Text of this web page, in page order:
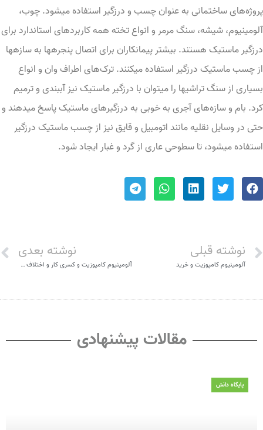
ساختمانی به عنوان چسب و درزگیر استفاده میشود. چوب،
شیشه، سنگ مرمر و انواع تخته همه کاربرد‌‌‌‌های استاندارد برای
ماستیک هستند. بیشتر پیمانکاران برای اتصال پنجرهها به سازهها
چسب ماستیک درزگیر استفاده میکنند. ترک‌‌‌‌های اطراف وان و انواع
از سنگ تراشیها را میتوان با درزگیر ماستیک نیز آببندی و ترمیم
بام و سازه‌‌‌‌های آجری به خوبی به درزگیر‌‌‌‌های ماستیک پاسخ میدهند و
در وسایل نقلیه مانند اتومبیل و قایق نیز از چسب ماستیک درزگیر
میشود، تا سطوحی عاری از گرد و غبار ایجاد شود.
نوشته قبلی
آلومینیوم کامپوزیت و خرید
نوشته بعدی
آلومینیوم کامپوزیت و کسری کار و اختلاف رنگ
مقالات پیشنهادی
پایگاه دانش